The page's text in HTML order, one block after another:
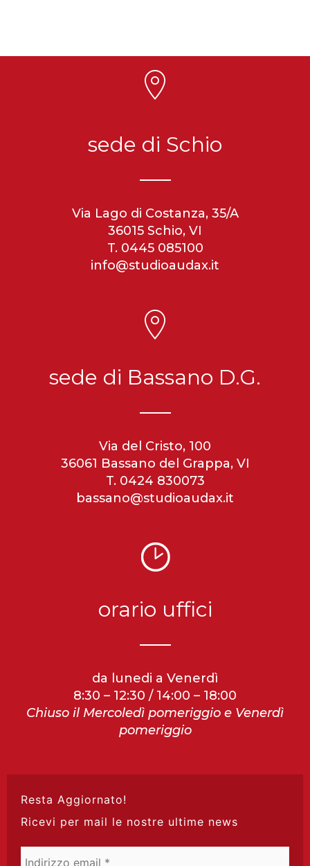
sede di Schio
Via Lago di Costanza, 35/A
36015 Schio, VI
T. 0445 085100
info@studioaudax.it
sede di Bassano D.G.
Via del Cristo, 100
36061 Bassano del Grappa, VI
T. 0424 830073
bassano@studioaudax.it
orario uffici
da lunedi a Venerdì
8:30 – 12:30 / 14:00 – 18:00
Chiuso il Mercoledì pomeriggio e Venerdì
pomeriggio
Resta Aggiornato!
Ricevi per mail le nostre ultime news